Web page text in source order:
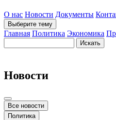
О нас Новости Документы
Выберите тему
Главная Политика Экономика
Новости
Все новости
Политика